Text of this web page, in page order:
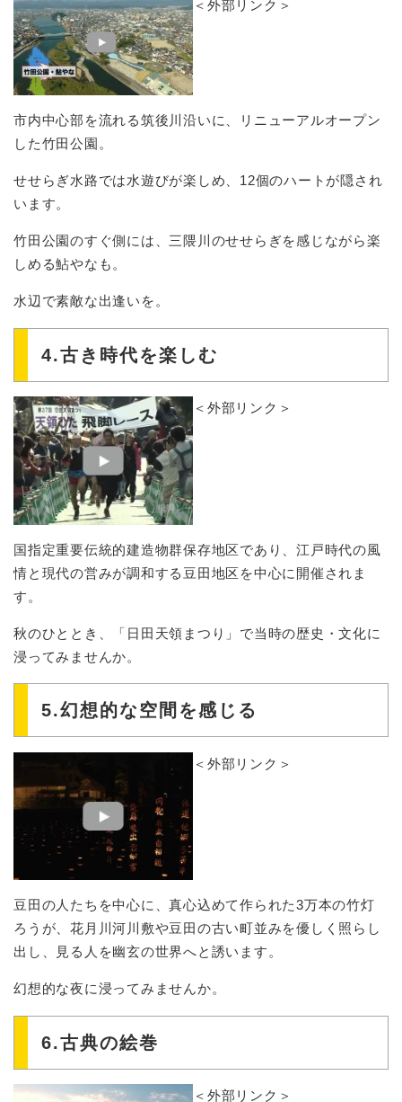
＜外部リンク＞
市内中心部を流れる筑後川沿いに、リニューアルオープン
した竹田公園。
せせらぎ水路では水遊びが楽しめ、12個のハートが隠され
います。
竹田公園のすぐ側には、三隈川のせせらぎを感じながら楽
しめる鮎やなも。
水辺で素敵な出逢いを。
4.古き時代を楽しむ
＜外部リンク＞
国指定重要伝統的建造物群保存地区であり、江戸時代の風
情と現代の営みが調和する豆田地区を中心に開催されま
す。
秋のひととき、「日田天領まつり」で当時の歴史・文化に
浸ってみませんか。
5.幻想的な空間を感じる
＜外部リンク＞
豆田の人たちを中心に、真心込めて作られた3万本の竹灯
ろうが、花月川河川敷や豆田の古い町並みを優しく照らし
出し、見る人を幽玄の世界へと誘います。
幻想的な夜に浸ってみませんか。
6.古典の絵巻
＜外部リンク＞